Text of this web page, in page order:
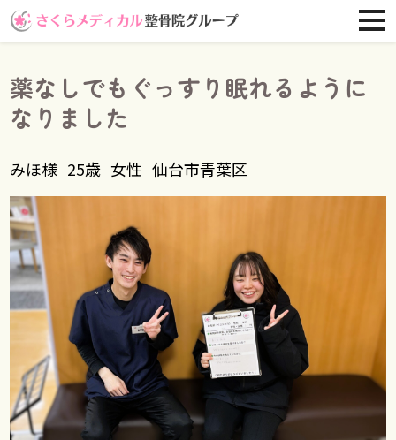
薬なしでもぐっすり眠れるように
なりました
みほ様 25歳 女性 仙台市青葉区